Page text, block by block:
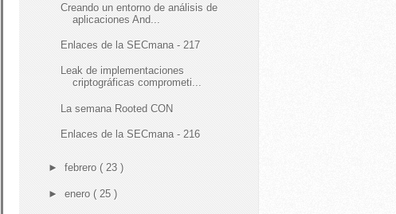
Creando un entorno de análisis de
aplicaciones And...
Enlaces de la SECmana - 217
Leak de implementaciones
criptográficas comprometi...
La semana Rooted CON
Enlaces de la SECmana - 216
► febrero ( 23 )
► enero ( 25 )